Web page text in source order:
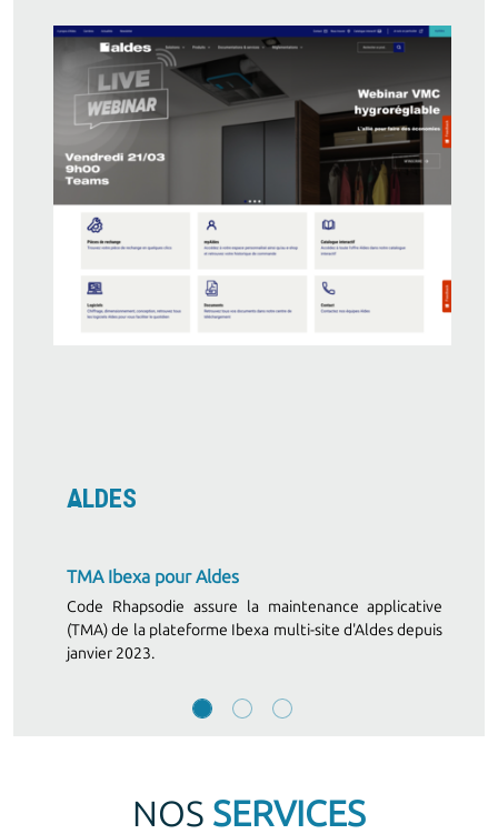
ALDES
TMA Ibexa pour Aldes
Code Rhapsodie assure la maintenance applicative
(TMA) de la plateforme Ibexa multi-site d'Aldes depuis
janvier 2023.
NOS SERVICES